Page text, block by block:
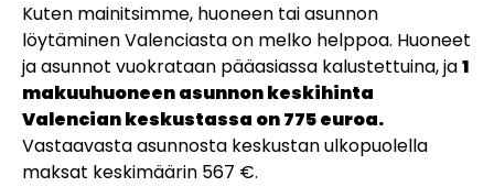
Kuten mainitsimme, huoneen tai asunnon
löytäminen Valenciasta on melko helppoa. Huoneet
ja asunnot vuokrataan pääasiassa kalustettuina, ja1
makuuhuoneen asunnon keskihinta
Valencian keskustassa on 775 euroa.
Vastaavasta asunnosta keskustan ulkopuolella
maksat keskimäärin 567 €.